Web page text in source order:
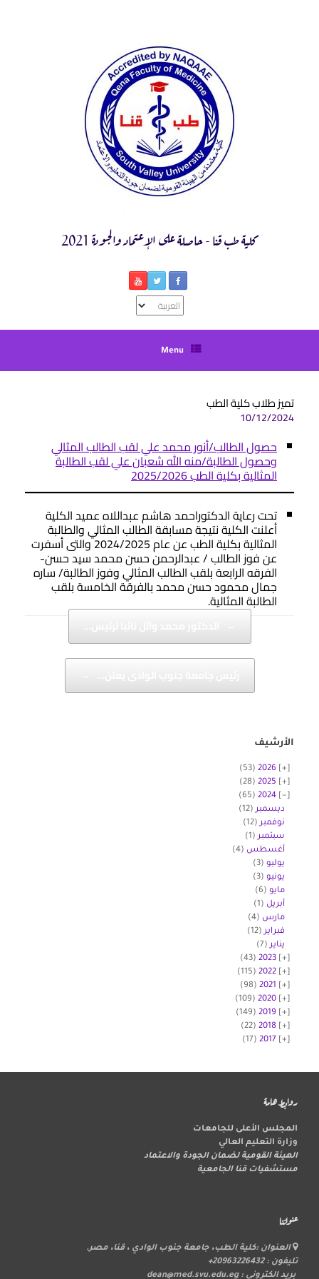
كلية طب قنا - حاصلة على الإعتماد والجودة 2021
اختر
لغة
Menu
تميز طلاب كلية الطب
10/12/2024
حصول الطالب/أنور محمد علي لقب الطالب المثالي
وحصول الطالبة/منه الله شعبان علي لقب الطالبة
المثالية بكلية الطب 2025/2026
تحت رعاية الدكتوراحمد هاشم عبداللاه عميد الكلية
أعلنت الكلية نتيجة مسابقة الطالب المثالي والطالبة
المثالية بكلية الطب عن عام 2024/2025 والتى أسفرت
عن فوز الطالب / عبدالرحمن حسن محمد سيد حسن-
الفرقه الرابعة بلقب الطالب المثالي وفوز الطالبة/ ساره
جمال محمود حسن محمد بالفرقة الخامسة بلقب
الطالبة المثالية.
Post navigation
الأرشيف
2026
(53)
2025
(28)
2024
(65)
ديسمبر (12)
نوفمبر (12)
سبتمبر (1)
أغسطس (4)
يوليو (3)
يونيو (3)
مايو (6)
أبريل (1)
مارس (4)
فبراير (12)
يناير (7)
2023
(43)
2022
(115)
2021
(98)
2020
(109)
2019
(149)
2018
(22)
2017
(17)
روابط هامة
المجلس الأعلى للجامعات
وزارة التعليم العالي
الهيئة القومية لضمان الجودة والاعتماد
مستشفيات قنا الجامعية
عنواننا
العنوان :كلية الطب، جامعة جنوب الوادي ، قنا، مصر.
تليفون : 20963226432+
بريد الكتروني : dean@med.svu.edu.eg